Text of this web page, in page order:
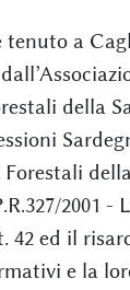
tenuto a
della
2001 -
42 ed il
e la